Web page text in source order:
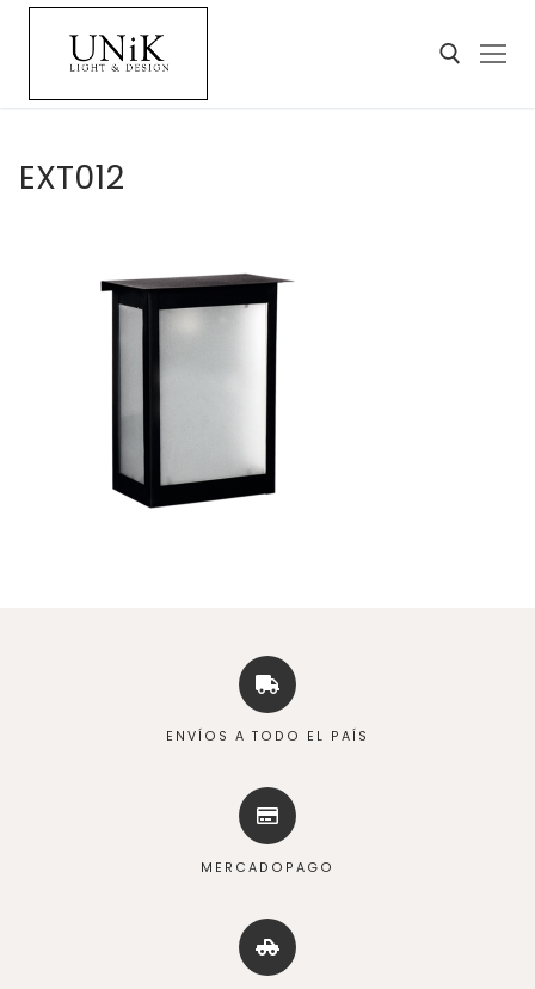
EXT012
ENVÍOS A TODO EL PAÍS
MERCADOPAGO